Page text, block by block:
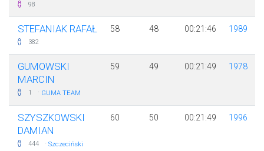
98
STEFANIAK RAFAŁ
382
58 48 00:21:46 1989
GUMOWSKI
MARCIN
1 · GUMA TEAM
59 49 00:21:49 1978
SZYSZKOWSKI
DAMIAN
444 · Szczeciński
60 50 00:21:49 1996